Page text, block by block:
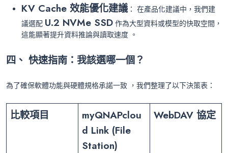
KV Cache 效能優化建議： 在產品化建議中，我們建
議選配 U.2 NVMe SSD 作為大型資料或模型的快取空間，
這能顯著提升資料推論與讀取速度 。
四、 快速指南：我該選哪一個？
為了確保軟體功能與硬體規格承諾一致 ，我們整理了以下決策表：
比較項目
myQNAPclou
d Link (File
Station)
WebDAV 協定